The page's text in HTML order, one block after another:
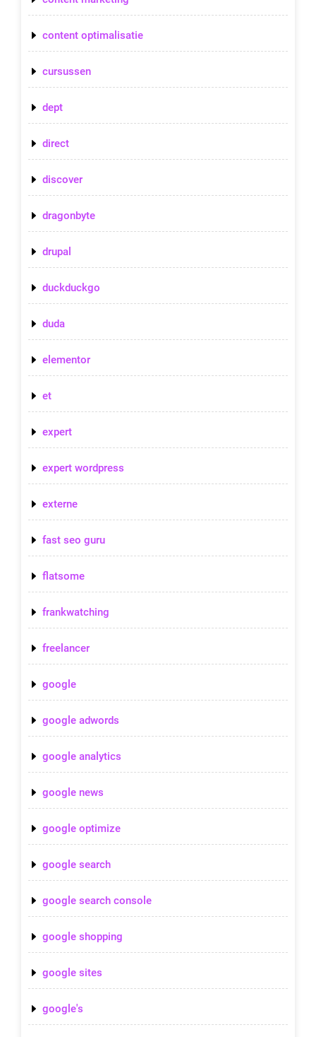
content optimalisatie
cursussen
dept
direct
discover
dragonbyte
drupal
duckduckgo
duda
elementor
et
expert
expert wordpress
externe
fast seo guru
flatsome
frankwatching
freelancer
google
google adwords
google analytics
google news
google optimize
google search
google search console
google shopping
google sites
google's